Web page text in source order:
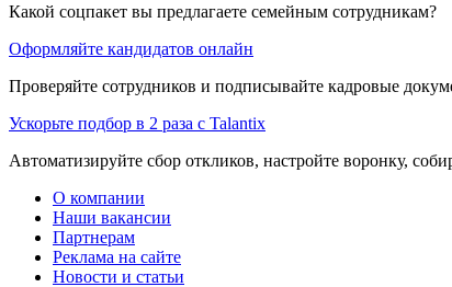
Какой соцпакет вы предлагаете семейным сотрудникам?
Оформляйте кандидатов онлайн
Проверяйте сотрудников и подписывайте кадровые
Ускорьте подбор в 2 раза с Talantix
Автоматизируйте сбор откликов, настройте воронку,
О компании
Наши вакансии
Партнерам
Реклама на сайте
Новости и статьи